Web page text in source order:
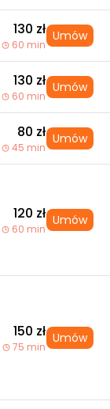
130 zł
60 min
Umów
130 zł
60 min
Umów
80 zł
45 min
Umów
120 zł
60 min
Umów
150 zł
75 min
Umów